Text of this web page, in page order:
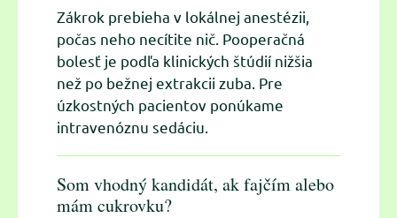
Zákrok prebieha v lokálnej anestézii,
počas neho necítite nič. Pooperačná
bolesť je podľa klinických štúdií nižšia
než po bežnej extrakcii zuba. Pre
úzkostných pacientov ponúkame
intravenóznu sedáciu.
Som vhodný kandidát, ak fajčím alebo
mám cukrovku?